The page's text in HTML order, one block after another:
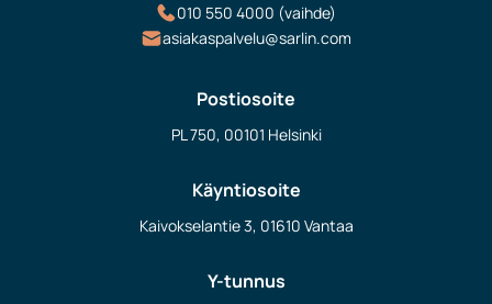
010 550 4000 (vaihde)
asiakaspalvelu@sarlin.com
Postiosoite
PL 750, 00101 Helsinki
Käyntiosoite
Kaivokselantie 3, 01610 Vantaa
Y-tunnus